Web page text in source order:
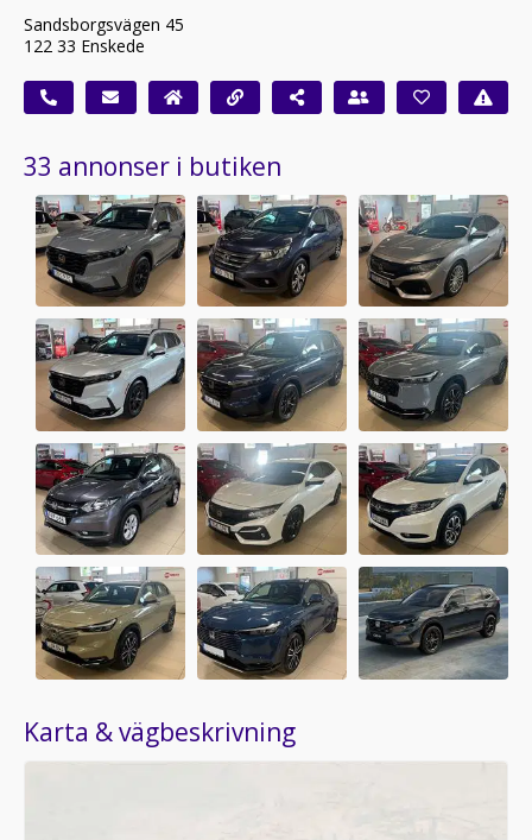
Sandsborgsvägen 45
122 33 Enskede
33 annonser i butiken
Karta & vägbeskrivning